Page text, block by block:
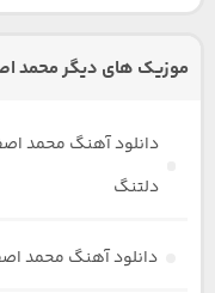
موزیک های دیگر محمد
دانلود آهنگ محمد
دلتنگ
دانلود آهنگ محمد